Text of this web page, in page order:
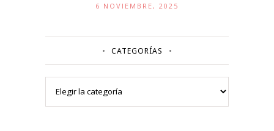
6 NOVIEMBRE, 2025
CATEGORÍAS